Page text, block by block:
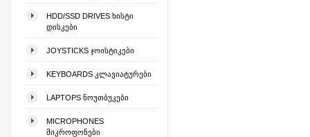
HDD/SSD DRIVES ᲮᲘᲡᲢᲘ
ᲓᲘᲡᲙᲔᲑᲘ
JOYSTICKS ᲯᲝᲘᲡᲢᲘᲙᲔᲑᲘ
KEYBOARDS ᲙᲚᲐᲕᲘᲐᲢᲣᲠᲔᲑᲘ
LAPTOPS ᲜᲝᲣᲗᲑᲣᲙᲔᲑᲘ
MICROPHONES
ᲛᲘᲙᲠᲝᲤᲝᲜᲔᲑᲘ